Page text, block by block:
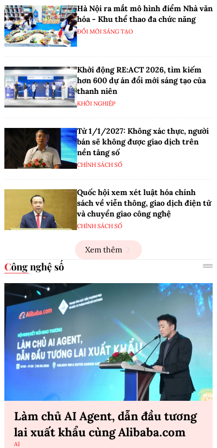
Hà Nội ra mắt mô hình điểm Nhà văn
hóa - Khu thể thao đa chức năng
ĐỔI MỚI SÁNG TẠO
Khởi động RE:ACT 2026, tìm kiếm
hơn 600 dự án đổi mới sáng tạo của
thanh niên
KHỞI NGHIỆP
Từ 1/1/2027: Không xác thực, người
bán sẽ không được giao dịch trên
nền tảng số
CHÍNH SÁCH SỐ
Quốc hội xem xét luật hóa chính
sách về viễn thông, giao dịch điện tử
và chuyển giao công nghệ
CHÍNH SÁCH SỐ
Xem thêm
Công nghệ số
Làm chủ AI Agent, dẫn đầu tương
lai xuất khẩu cùng Alibaba.com
AI